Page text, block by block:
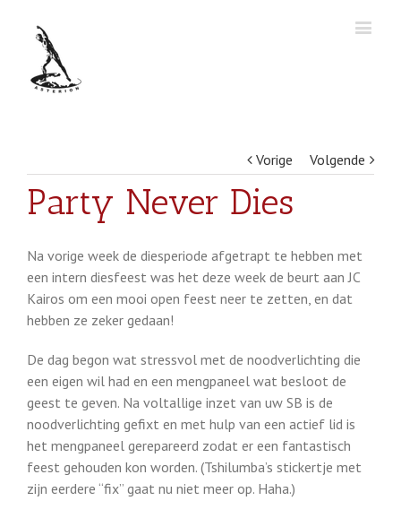
Vorige Volgende
Party Never Dies
Na vorige week de diesperiode afgetrapt te hebben met
een intern diesfeest was het deze week de beurt aan JC
Kairos om een mooi open feest neer te zetten, en dat
hebben ze zeker gedaan!
De dag begon wat stressvol met de noodverlichting die
een eigen wil had en een mengpaneel wat besloot de
geest te geven. Na voltallige inzet van uw SB is de
noodverlichting gefixt en met hulp van een actief lid is
het mengpaneel gerepareerd zodat er een fantastisch
feest gehouden kon worden. (Tshilumba’s stickertje met
zijn eerdere “fix” gaat nu niet meer op. Haha.)